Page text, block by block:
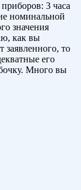
3 часа
номинальной
значения
как вы
заявленного, то
его
Много вы